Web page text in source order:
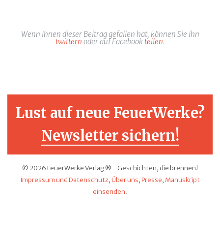
Wenn Ihnen dieser Beitrag gefallen hat, können Sie ihn
twittern oder auf Facebook teilen.
Lust auf neue FeuerWerke?
Newsletter sichern!
© 2026 FeuerWerke Verlag ® - Geschichten, die brennen!
Impressum und Datenschutz,Über uns,Presse, Manuskript
einsenden.